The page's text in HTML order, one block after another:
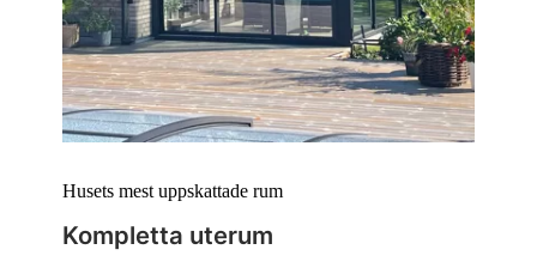
Husets mest uppskattade rum
Kompletta uterum